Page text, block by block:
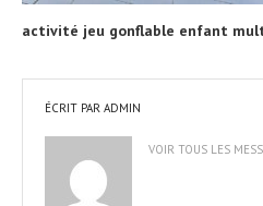
activité jeu gonflable enfant
ÉCRIT PAR ADMIN
VOIR TOUS LES